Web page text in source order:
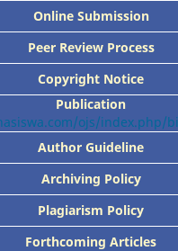
Online Submission
Peer Review Process
Copyright Notice
Publication
ojs/index.php/
Author Guideline
Archiving Policy
Plagiarism Policy
Forthcoming Articles